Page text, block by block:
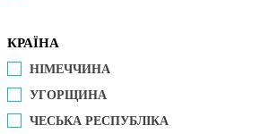
КРАЇНА
НІМЕЧЧИНА
УГОРЩИНА
ЧЕСЬКА РЕСПУБЛІКА